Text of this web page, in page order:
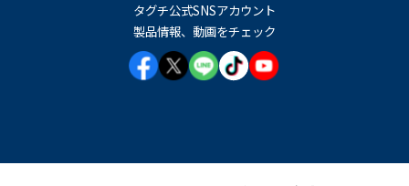
タグチ公式SNSアカウント
製品情報、動画をチェック